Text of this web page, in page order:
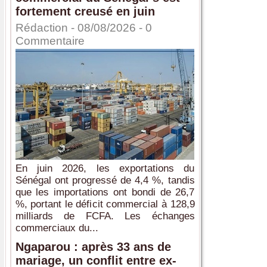
fortement creusé en juin
Rédaction - 08/08/2026 - 0
Commentaire
En juin 2026, les exportations du
Sénégal ont progressé de 4,4 %, tandis
que les importations ont bondi de 26,7
%, portant le déficit commercial à 128,9
milliards de FCFA. Les échanges
commerciaux du...
Ngaparou : après 33 ans de
mariage, un conflit entre ex-